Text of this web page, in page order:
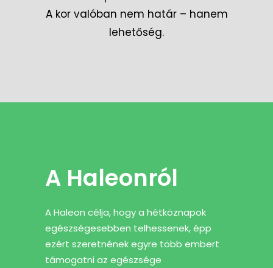
A kor valóban nem határ – hanem
lehetőség.
A Haleonról
A Haleon célja, hogy a hétköznapok
egészségesebben telhessenek, épp
ezért szeretnének egyre több embert
támogatni az egészsége